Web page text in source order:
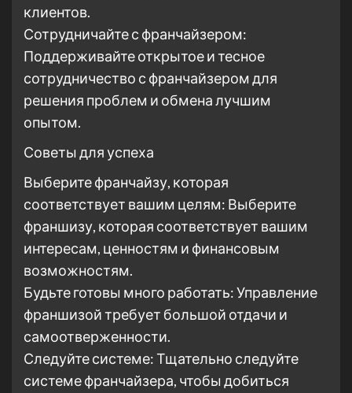
клиентов.
Сотрудничайте с франчайзером:
Поддерживайте открытое и тесное
сотрудничество с франчайзером для
решения проблем и обмена лучшим
опытом.
Советы для успеха
Выберите франчайзу, которая
соответствует вашим целям: Выберите
франшизу, которая соответствует вашим
интересам, ценностям и финансовым
возможностям.
Будьте готовы много работать: Управление
франшизой требует большой отдачи и
самоотверженности.
Следуйте системе: Тщательно следуйте
системе франчайзера, чтобы добиться